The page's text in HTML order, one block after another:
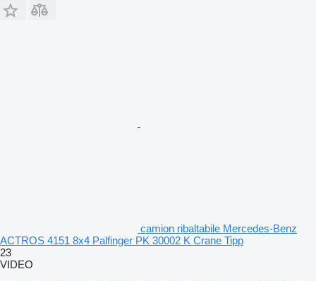
camion ribaltabile Mercedes-Benz
ACTROS 4151 8x4 Palfinger PK 30002 K Crane Tipp
23
VIDEO